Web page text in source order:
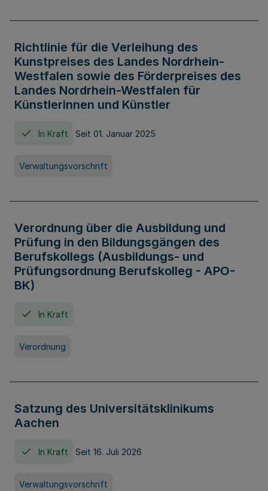
Richtlinie für die Verleihung des
Kunstpreises des Landes Nordrhein-
Westfalen sowie des Förderpreises des
Landes Nordrhein-Westfalen für
Künstlerinnen und Künstler
In Kraft Seit 01. Januar 2025
Verwaltungsvorschrift
Verordnung über die Ausbildung und
Prüfung in den Bildungsgängen des
Berufskollegs (Ausbildungs- und
Prüfungsordnung Berufskolleg - APO-
BK)
In Kraft
Verordnung
Satzung des Universitätsklinikums
Aachen
In Kraft Seit 16. Juli 2026
Verwaltungsvorschrift